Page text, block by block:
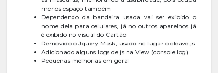
menos espaço também
Dependendo da bandeira usada vai ser exibido o
nome dela para celulares, já no outros aparelhos já
é exibido no visual do Cartão
Removido o Jquery Mask, usado no lugar o cleave.js
Adicionado alguns logs de js na View (console.log)
Pequenas melhorias em geral